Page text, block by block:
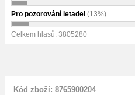
Pro pozorování letadel (13%)
Celkem hlasů: 3805280
Kód zboží: 8765900204